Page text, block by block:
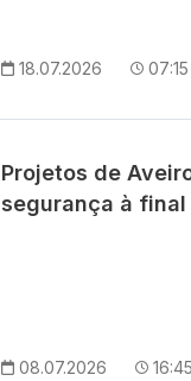
18.07.2026 07:15
Projetos de
segurança à final
08.07.2026 16:45